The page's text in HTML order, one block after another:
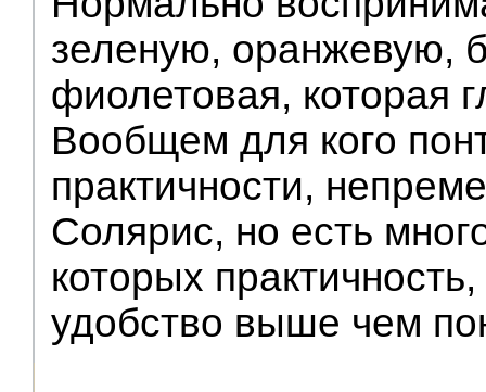
зеленую, оранжевую,
фиолетовая, которая
Вообщем для кого
практичности,
Солярис, но есть
которых
удобство выше чем